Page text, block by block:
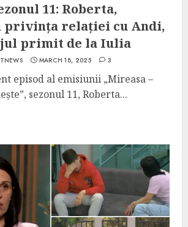
11: Roberta,
privința relației cu Andi,
primit de la Iulia
MARCH 18, 2025 3
episod al emisiunii „Mireasa –
sezonul 11, Roberta...